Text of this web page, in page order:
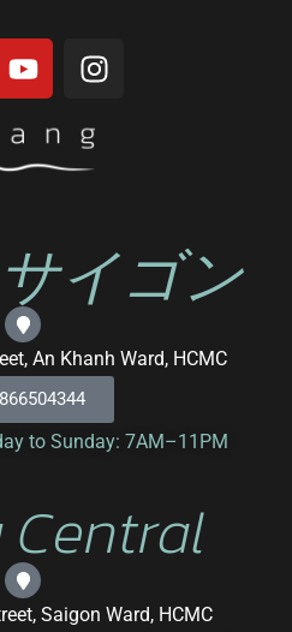
イゴン
An Khanh Ward, HCMC
to Sunday: 7AM–11PM
Saigon Ward, HCMC